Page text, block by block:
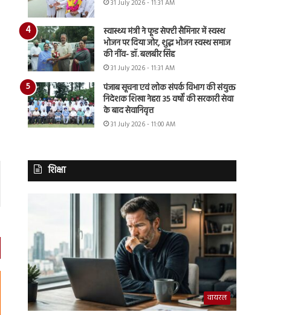
31 July 2026 - 11:31 AM
स्वास्थ्य मंत्री ने फूड सेफ्टी सैमिनार में स्वस्थ
भोजन पर दिया जोर, शुद्ध भोजन स्वस्थ समाज
की नींव- डॉ. बलबीर सिंह
31 July 2026 - 11:31 AM
पंजाब सूचना एवं लोक संपर्क विभाग की संयुक्त
निदेशक शिखा नेहरा 35 वर्षों की सरकारी सेवा
के बाद सेवानिवृत्त
31 July 2026 - 11:00 AM
शिक्षा
वायरल